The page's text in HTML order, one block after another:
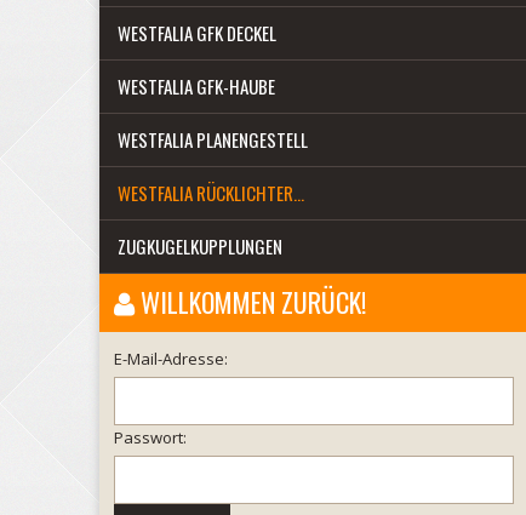
WESTFALIA GFK DECKEL
WESTFALIA GFK-HAUBE
WESTFALIA PLANENGESTELL
WESTFALIA RÜCKLICHTER...
ZUGKUGELKUPPLUNGEN
WILLKOMMEN ZURÜCK!
E-Mail-Adresse:
Passwort: